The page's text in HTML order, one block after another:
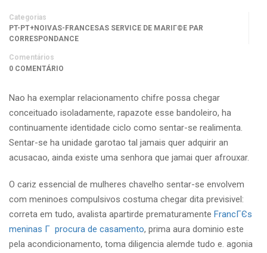
Categorias
PT-PT+NOIVAS-FRANCESAS SERVICE DE MARIГ©E PAR
CORRESPONDANCE
Comentários
0 COMENTÁRIO
Nao ha exemplar relacionamento chifre possa chegar
conceituado isoladamente, rapazote esse bandoleiro, ha
continuamente identidade ciclo como sentar-se realimenta.
Sentar-se ha unidade garotao tal jamais quer adquirir an
acusacao, ainda existe uma senhora que jamai quer afrouxar.
O cariz essencial de mulheres chavelho sentar-se envolvem
com meninoes compulsivos costuma chegar dita previsivel:
correta em tudo, avalista apartirde prematuramente FrancГЄs
meninas Г procura de casamento, prima aura dominio este
pela acondicionamento, toma diligencia alemde tudo e. agonia